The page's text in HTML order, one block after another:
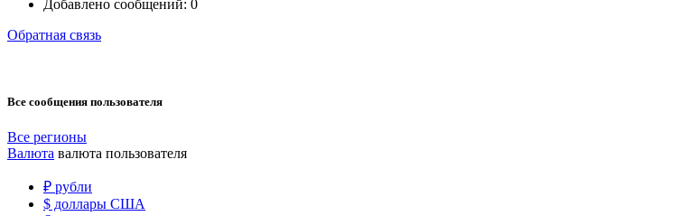
Добавлено сообщений: 0
Обратная связь
Все сообщения пользователя
Все регионы
Валюта валюта пользователя
₽ рубли
$ доллары США